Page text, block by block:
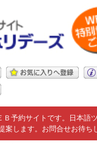
Ｂ予約サイトです。日本語
案します。お問合せお待ち